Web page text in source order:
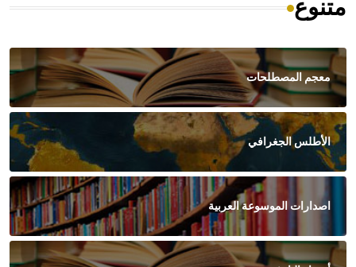
متنوع
معجم المصطلحات
الأطلس الجغرافي
اصدارات الموسوعة العربية